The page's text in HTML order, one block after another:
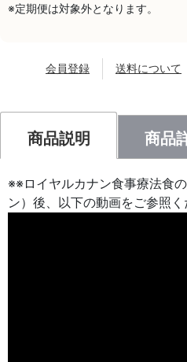
※定期便は対象外となります。
会員登録 送料について
商品説明 商品
※※ロイヤルカナン食事療法食
ン）後、以下の動画をご参照